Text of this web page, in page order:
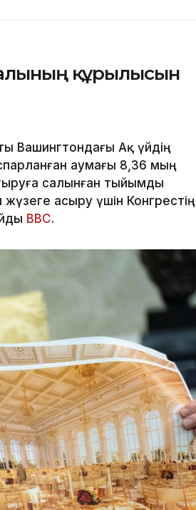
құрылысын
Вашингтондағы Ақ үйдің
аумағы 8,36 мың
салынған тыйымды
асыру үшін Конгрестің
BBC.